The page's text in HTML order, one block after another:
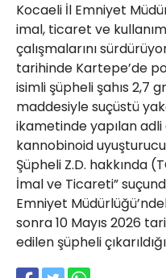
Kocaeli İl Emniyet
imal, ticaret ve
çalışmalarını
tarihinde Kartepe’de
isimli şüpheli şahıs 2,7
maddesiyle suçüstü
ikametinde yapılan
kannobinoid
Şüpheli Z.D. hakkında
İmal ve Ticareti”
Emniyet
sonra 10 Mayıs 2026
edilen şüpheli